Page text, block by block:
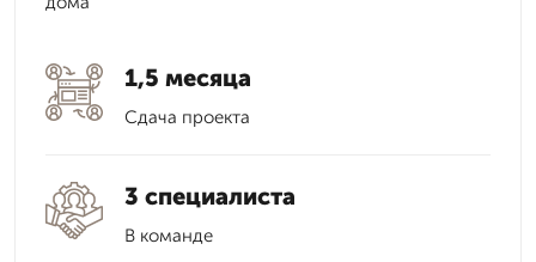
1,5 месяца
Сдача проекта
3 специалиста
В команде